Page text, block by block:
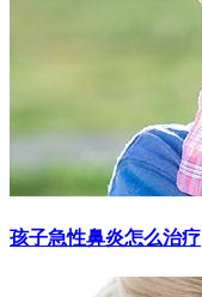
孩子急性鼻炎怎么治疗